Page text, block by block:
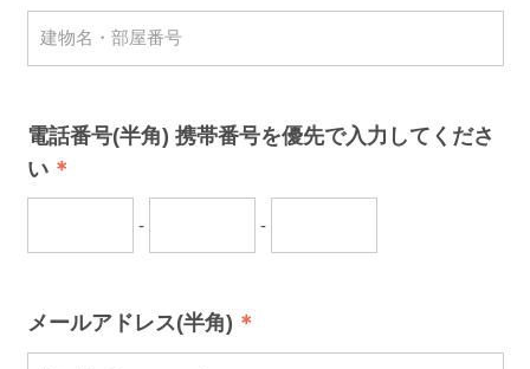
電話番号(半角) 携帯番号を優先で入力してくださ
い
- -
メールアドレス(半角)